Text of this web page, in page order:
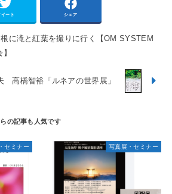
イート シェア
に滝と紅葉を撮りに行く【OM SYSTEM
高橋智裕「ルネアの世界展」
セミナー 写真展・セミナー